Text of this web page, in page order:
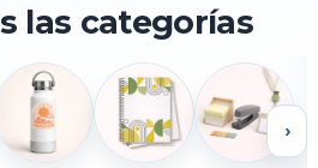
las categorías
›